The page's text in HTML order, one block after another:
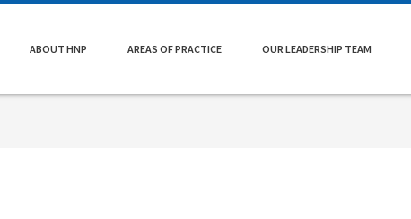
ABOUT HNP AREAS OF PRACTICE OUR LEADERSHIP TEAM